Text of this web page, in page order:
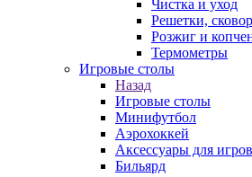
Чистка и уход
Решетки,
Розжиг и
Термометры
Игровые столы
Назад
Игровые столы
Минифутбол
Аэрохоккей
Аксессуары для
Бильяpд